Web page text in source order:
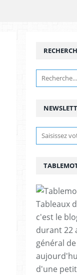
Tableaux
c'est le
durant 22
général
d'une